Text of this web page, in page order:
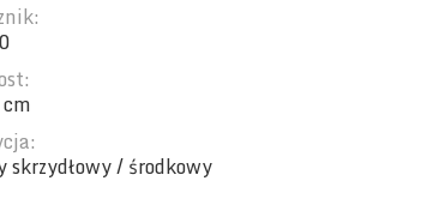
skrzydłowy / środkowy